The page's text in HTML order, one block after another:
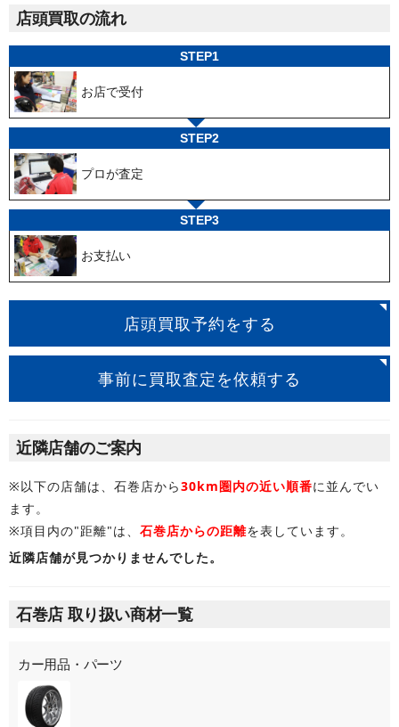
店頭買取の流れ
STEP1
お店で受付
STEP2
プロが査定
STEP3
お支払い
店頭買取予約をする
事前に買取査定を依頼する
近隣店舗のご案内
※以下の店舗は、石巻店から30km圏内の近い順番に並んでい
ます。
※項目内の"距離"は、 石巻店からの距離を表しています。
近隣店舗が見つかりませんでした。
石巻店 取り扱い商材一覧
カー用品・パーツ